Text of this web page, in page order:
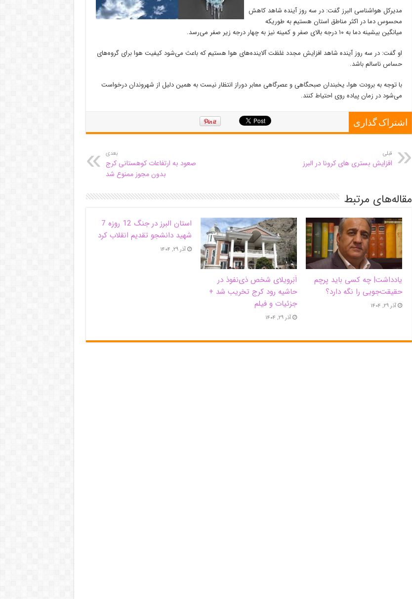
مدیرکل هواشناسی البرز گفت: در سه روز آینده شاهد کاهش
محسوس دما در اکثر مناطق استان هستیم به طوریکه
میانگین بیشینه دما به ۱۰ درجه بالای صفر و کمینه نیز به چهار درجه زیر صفر می‌رسد.
او گفت: در سه روز آینده شاهد افزایش مجدد غلظت آلاینده‌های هوا هستیم که باعث می‌شود کیفیت هوا برای گروه‌های
حساس ناسالم باشد.
با توجه به برودت هوا، یخبندان صبحگاهی و عصرگاهی معابر دوراز انتظار نیست به همین دلیل از شهروندان درخواست
می‌شود در زمان پیاده روی احتیاط کنند.
اشتراک گذاری
قبلی
افزایش بستری های کرونا در البرز
بعدی
صعود به ارتفاعات کوهستانی کرج
بدون مجوز ممنوع شد
مقاله‌های مرتبط
یادداشت| ‌چه کسی باید پرچم
حقیقت‌جویی را نگه دارد؟
آذر ۲۹, ۱۴۰۴
اَبَر‌ویلای شخص ذی‌نفوذ در
حاشیه‌ رود کرج تخریب شد +
جزئیات و فیلم
آذر ۲۹, ۱۴۰۴
استان البرز در جنگ 12 روزه 7
شهید دانشجو تقدیم انقلاب کرد
آذر ۲۹, ۱۴۰۴